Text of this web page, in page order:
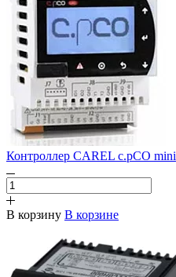
Контроллер CAREL c.pCO mini
В корзину В корзине